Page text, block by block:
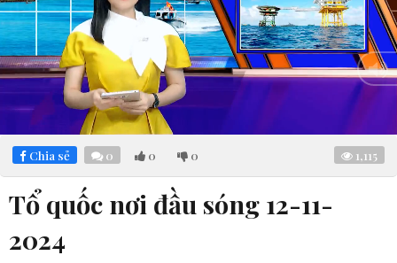
Loaded:
5.22%
Chia sẻ 0 0 0 1,115
Tổ quốc nơi đầu sóng 12-11-
2024